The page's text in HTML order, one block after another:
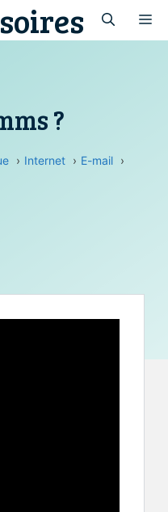
?
Internet
E-mail